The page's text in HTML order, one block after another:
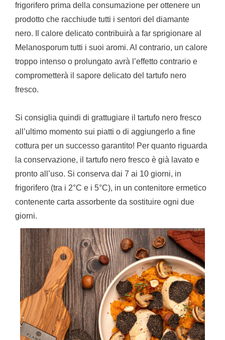
frigorifero prima della consumazione per ottenere un
prodotto che racchiude tutti i sentori del diamante
nero. Il calore delicato contribuirà a far sprigionare al
Melanosporum tutti i suoi aromi. Al contrario, un calore
troppo intenso o prolungato avrà l’effetto contrario e
comprometterà il sapore delicato del tartufo nero
fresco.
Si consiglia quindi di grattugiare il tartufo nero fresco
all’ultimo momento sui piatti o di aggiungerlo a fine
cottura per un successo garantito! Per quanto riguarda
la conservazione, il tartufo nero fresco è già lavato e
pronto all’uso. Si conserva dai 7 ai 10 giorni, in
frigorifero (tra i 2°C e i 5°C), in un contenitore ermetico
contenente carta assorbente da sostituire ogni due
giorni.